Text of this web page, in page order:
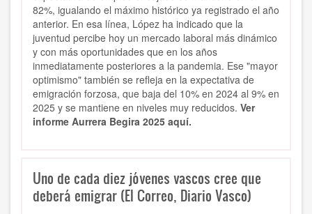
82%, igualando el máximo histórico ya registrado el año
anterior. En esa línea, López ha indicado que la
juventud percibe hoy un mercado laboral más dinámico
y con más oportunidades que en los años
inmediatamente posteriores a la pandemia. Ese "mayor
optimismo" también se refleja en la expectativa de
emigración forzosa, que baja del 10% en 2024 al 9% en
2025 y se mantiene en niveles muy reducidos. Ver
informe Aurrera Begira 2025 aquí.
Uno de cada diez jóvenes vascos cree que
deberá emigrar (El Correo, Diario Vasco)